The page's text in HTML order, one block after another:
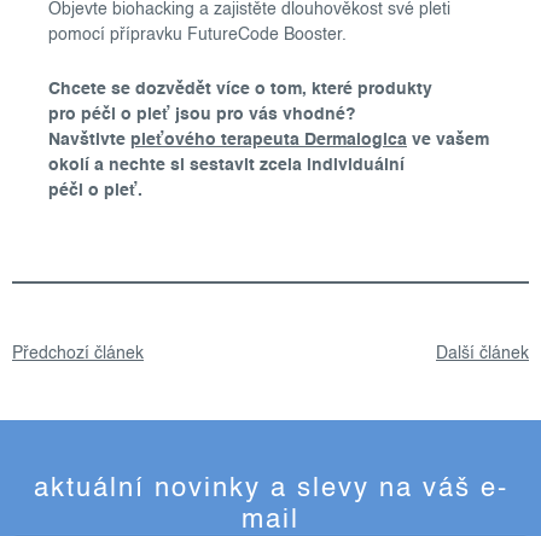
Objevte biohacking a zajistěte dlouhověkost své pleti
pomocí přípravku FutureCode Booster.
Chcete se dozvědět více o tom, které produkty
pro péči o pleť jsou pro vás vhodné?
Navštivte pleťového terapeuta Dermalogica ve vašem
okolí a nechte si sestavit zcela individuální
péči o pleť.
Předchozí článek Další článek
aktuální novinky a slevy na váš e-
mail